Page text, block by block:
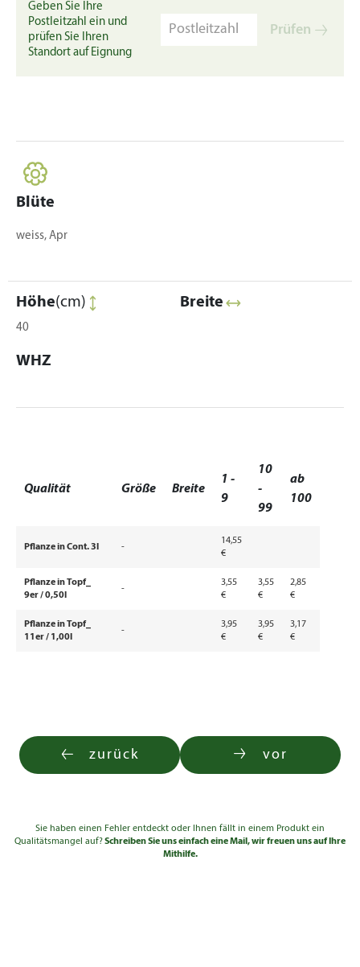
Geben Sie Ihre
Postleitzahl ein und
prüfen Sie Ihren
Standort auf Eignung
Prüfen
Blüte
weiss, Apr
Höhe(cm)
40
Breite
WHZ
Qualität Größe Breite
1 -
9
10
-
99
ab
100
Pflanze in Cont. 3l -
14,55
€
Pflanze in Topf_
9er / 0,50l
-
3,55
€
3,55
€
2,85
€
Pflanze in Topf_
11er / 1,00l
-
3,95
€
3,95
€
3,17
€
zurück vor
Sie haben einen Fehler entdeckt oder Ihnen fällt in einem Produkt ein
Qualitätsmangel auf?Schreiben Sie uns einfach eine Mail, wir freuen uns auf Ihre
Mithilfe.